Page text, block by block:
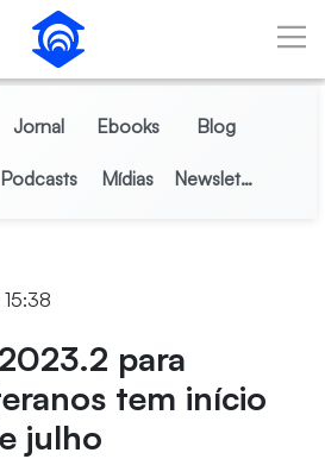
Jornal Ebooks Blog
Podcasts Mídias Newsletter
para
tem início
julho